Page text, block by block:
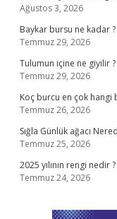
Ağustos 3, 2026
Baykar bursu ne kadar ?
Temmuz 29, 2026
Tulumun içine ne giyilir ?
Temmuz 29, 2026
Koç burcu en çok hangi
Temmuz 26, 2026
Sığla Günlük ağacı
Temmuz 25, 2026
2025 yılının rengi nedir ?
Temmuz 24, 2026